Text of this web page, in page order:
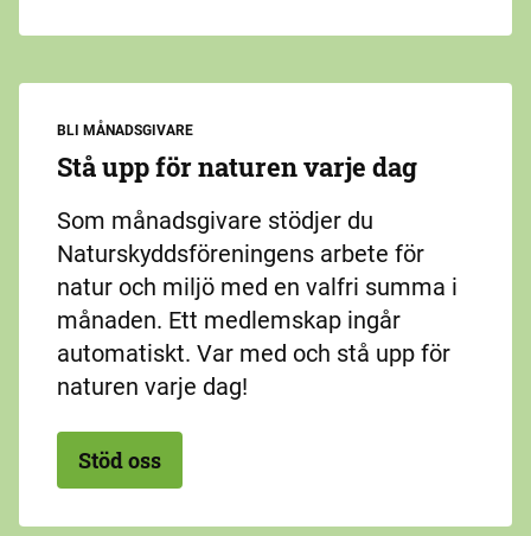
BLI MÅNADSGIVARE
Stå upp för naturen varje dag
Som månadsgivare stödjer du
Naturskyddsföreningens arbete för
natur och miljö med en valfri summa i
månaden. Ett medlemskap ingår
automatiskt. Var med och stå upp för
naturen varje dag!
Stöd oss